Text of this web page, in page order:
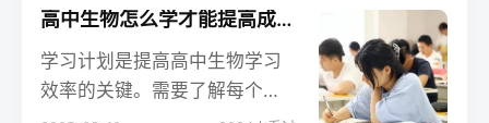
外延、乃至文字等方面进行比
较，存同求异，找出不同点。
这样反差鲜明，容易记忆。
高中生物怎么学才能提高成绩 有哪些学习方法
学习计划是提高高中生物学习
效率的关键。需要了解每个学